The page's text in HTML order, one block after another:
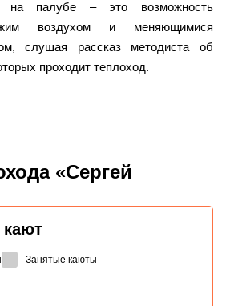
на палубе – это возможность
воздухом и меняющимися
слушая рассказ методиста об
проходит теплоход.
«Сергей
кают
Занятые каюты